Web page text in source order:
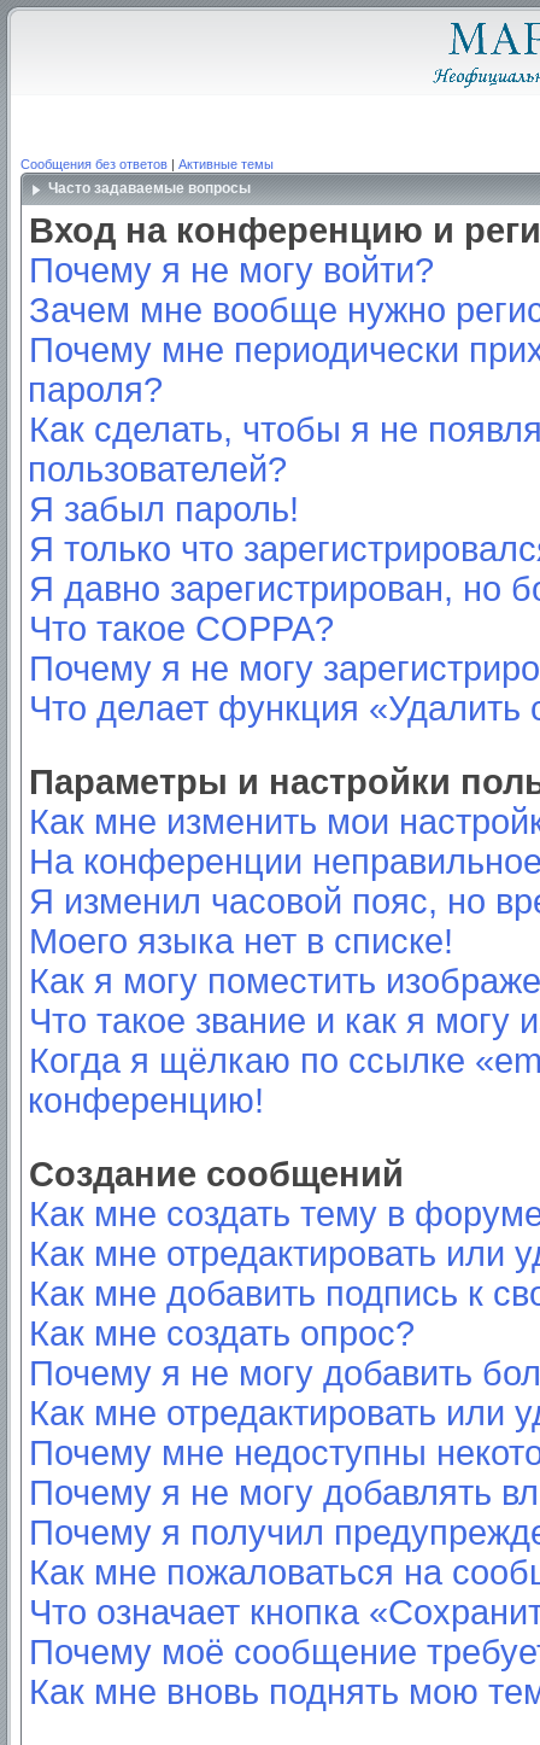
Сообщения без ответов | Активные темы
Часто задаваемые вопросы
Вход на конференцию и
Почему я не могу войти?
Зачем мне вообще нужно
Почему мне периодически
пароля?
Как сделать, чтобы я не
пользователей?
Я забыл пароль!
Я только что
Я давно зарегистрирован, но
Что такое COPPA?
Почему я не могу
Что делает функция
Параметры и настройки
Как мне изменить мои
На конференции
Я изменил часовой пояс, но
Моего языка нет в списке!
Как я могу поместить
Что такое звание и как я могу
Когда я щёлкаю по ссылке
конференцию!
Создание сообщений
Как мне создать тему в
Как мне отредактировать или
Как мне добавить подпись к
Как мне создать опрос?
Почему я не могу добавить
Как мне отредактировать или
Почему мне недоступны
Почему я не могу добавлять
Почему я получил
Как мне пожаловаться на
Что означает кнопка
Почему моё сообщение
Как мне вновь поднять мою